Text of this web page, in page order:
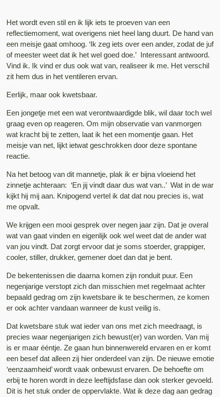
Het wordt even stil en ik lijk iets te proeven van een
reflectiemoment, wat overigens niet heel lang duurt. De hand van
een meisje gaat omhoog. ‘Ik zeg iets over een ander, zodat de juf
of meester weet dat ik het wel goed doe.’ Interessant antwoord.
Vind ik. Ik vind er dus ook wat van, realiseer ik me. Het verschil
zit hem dus in het ventileren ervan.
Eerlijk, maar ook kwetsbaar.
Een jongetje met een wat verontwaardigde blik, wil daar toch wel
graag even op reageren. Om mijn observatie van vanmorgen
wat kracht bij te zetten, laat ik het een momentje gaan. Het
meisje van net, lijkt ietwat geschrokken door deze spontane
reactie.
Na het betoog van dit mannetje, plak ik er bijna vloeiend het
zinnetje achteraan: ‘En jij vindt daar dus wat van..’ Wat in de war
kijkt hij mij aan. Knipogend vertel ik dat dat nou precies is, wat
me opvalt.
We krijgen een mooi gesprek over negen jaar zijn. Dat je overal
wat van gaat vinden en eigenlijk ook wel weet dat de ander wat
van jou vindt. Dat zorgt ervoor dat je soms stoerder, grappiger,
cooler, stiller, drukker, gemener doet dan dat je bent.
De bekentenissen die daarna komen zijn ronduit puur. Een
negenjarige verstopt zich dan misschien met regelmaat achter
bepaald gedrag om zijn kwetsbare ik te beschermen, ze komen
er ook achter vandaan wanneer de kust veilig is.
Dat kwetsbare stuk wat ieder van ons met zich meedraagt, is
precies waar negenjarigen zich bewust(er) van worden. Van mij
is er maar ééntje. Ze gaan hun binnenwereld ervaren en er komt
een besef dat alleen zij hier onderdeel van zijn. De nieuwe emotie
‘eenzaamheid’ wordt vaak onbewust ervaren. De behoefte om
erbij te horen wordt in deze leeftijdsfase dan ook sterker gevoeld.
Dit is het stuk onder de oppervlakte. Wat ik deze dag aan gedrag